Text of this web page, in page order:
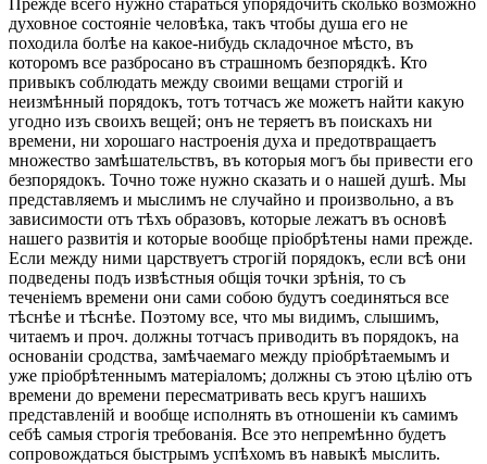
духовное состояніе человѣка, такъ чтобы душа его не
походила болѣе на какое-нибудь складочное мѣсто, въ
которомъ все разбросано въ страшномъ безпорядкѣ. Кто
привыкъ соблюдать между своими вещами строгій и
неизмѣнный порядокъ, тотъ тотчасъ же можетъ найти какую
угодно изъ своихъ вещей; онъ не теряетъ въ поискахъ ни
времени, ни хорошаго настроенія духа и предотвращаетъ
множество замѣшательствъ, въ которыя могъ бы привести его
безпорядокъ. Точно тоже нужно сказать и о нашей душѣ. Мы
представляемъ и мыслимъ не случайно и произвольно, а въ
зависимости отъ тѣхъ образовъ, которые лежатъ въ основѣ
нашего развитія и которые вообще пріобрѣтены нами прежде.
Если между ними царствуетъ строгій порядокъ, если всѣ они
подведены подъ извѣстныя общія точки зрѣнія, то съ
теченіемъ времени они сами собою будутъ соединяться все
тѣснѣе и тѣснѣе. Поэтому все, что мы видимъ, слышимъ,
читаемъ и проч. должны тотчасъ приводить въ порядокъ, на
основаніи сродства, замѣчаемаго между пріобрѣтаемымъ и
уже пріобрѣтеннымъ матеріаломъ; должны съ этою цѣлію отъ
времени до времени пересматривать весь кругъ нашихъ
представленій и вообще исполнять въ отношеніи къ самимъ
себѣ самыя строгія требованія. Все это непремѣнно будетъ
сопровождаться быстрымъ успѣхомъ въ навыкѣ мыслить.